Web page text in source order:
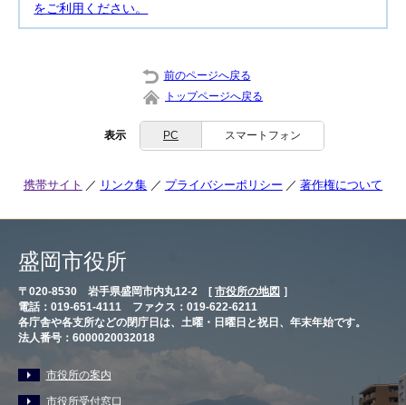
をご利用ください。
前のページへ戻る
トップページへ戻る
表示 PC スマートフォン
携帯サイト リンク集 プライバシーポリシー 著作権について
盛岡市役所
〒020-8530 岩手県盛岡市内丸12-2 [ 市役所の地図 ］
電話：019-651-4111 ファクス：019-622-6211
各庁舎や各支所などの閉庁日は、土曜・日曜日と祝日、年末年始です。
法人番号：6000020032018
市役所の案内
市役所受付窓口